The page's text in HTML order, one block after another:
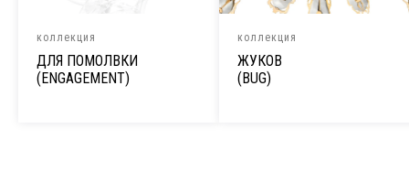
коллекция
ДЛЯ ПОМОЛВКИ
(ENGAGEMENT)
коллекция
ЖУКОВ
(BUG)